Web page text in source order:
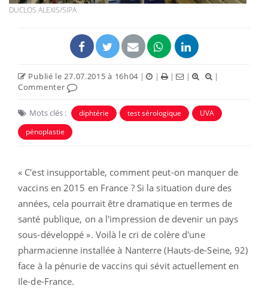
DUCLOS ALEXIS/SIPA
Publié le 27.07.2015 à 16h04 | | | |
|
Commenter
Mots clés : diphtérie test sérologique
UVA
pénoplastie
« C'est insupportable, comment peut-on manquer de
vaccins en 2015 en France ? Si la situation dure des
années, cela pourrait être dramatique en termes de
santé publique, on a l'impression de devenir un pays
sous-développé ». Voilà le cri de colère d'une
pharmacienne installée à Nanterre (Hauts-de-Seine, 92)
face à la pénurie de vaccins qui sévit actuellement en
Ile-de-France.